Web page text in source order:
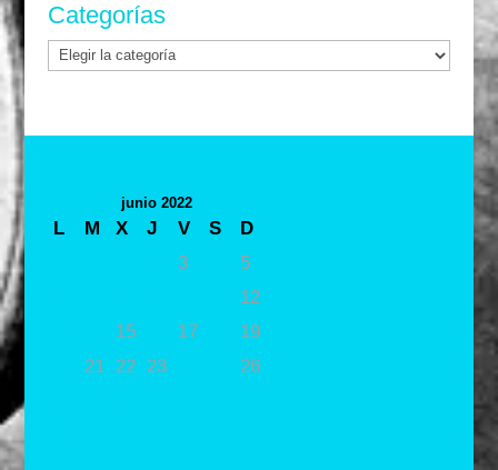
Categorías
Categorías
junio 2022
L M X J V S
D
3
5
12
15 17
19
21 22 23
26